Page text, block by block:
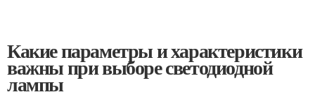
Какие параметры и характеристики
важны при выборе светодиодной
лампы